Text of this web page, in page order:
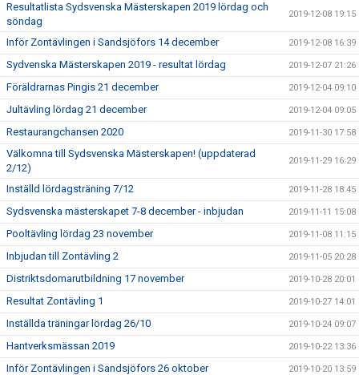
Resultatlista Sydsvenska Mästerskapen 2019 lördag och
söndag
2019-12-08 19:15
Inför Zontävlingen i Sandsjöfors 14 december 2019-12-08 16:39
Sydvenska Mästerskapen 2019 - resultat lördag 2019-12-07 21:26
Föräldrarnas Pingis 21 december 2019-12-04 09:10
Jultävling lördag 21 december 2019-12-04 09:05
Restaurangchansen 2020 2019-11-30 17:58
Välkomna till Sydsvenska Mästerskapen! (uppdaterad
2/12)
2019-11-29 16:29
Inställd lördagsträning 7/12 2019-11-28 18:45
Sydsvenska mästerskapet 7-8 december - inbjudan 2019-11-11 15:08
Pooltävling lördag 23 november 2019-11-08 11:15
Inbjudan till Zontävling 2 2019-11-05 20:28
Distriktsdomarutbildning 17 november 2019-10-28 20:01
Resultat Zontävling 1 2019-10-27 14:01
Inställda träningar lördag 26/10 2019-10-24 09:07
Hantverksmässan 2019 2019-10-22 13:36
Inför Zontävlingen i Sandsjöfors 26 oktober 2019-10-20 13:59